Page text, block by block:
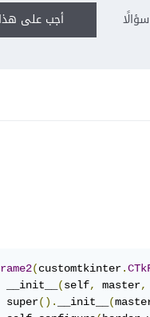
أجب على
(customtkinter.
__init__
(self, master,
super
(). __init__ (